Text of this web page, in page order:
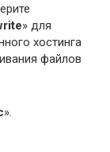
» для
хостинга
файлов
».